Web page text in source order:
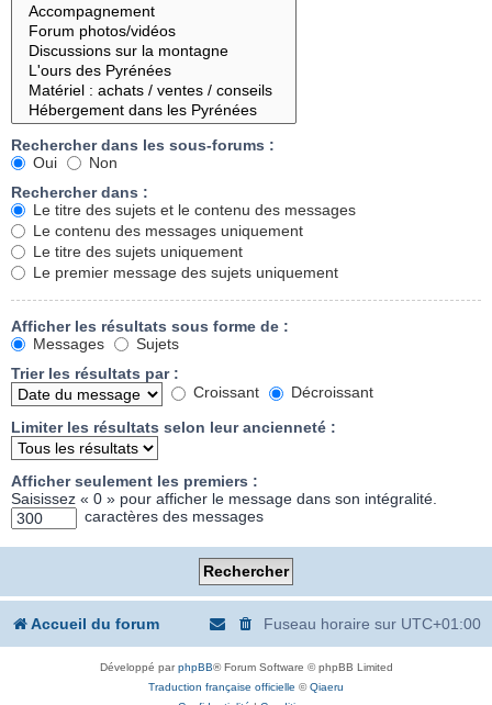
Rechercher dans les sous-forums :
Oui
Non
Rechercher dans :
Le titre des sujets et le contenu des messages
Le contenu des messages uniquement
Le titre des sujets uniquement
Le premier message des sujets uniquement
Afficher les résultats sous forme de :
Messages
Sujets
Trier les résultats par :
Croissant
Décroissant
Limiter les résultats selon leur ancienneté :
Afficher seulement les premiers :
Saisissez « 0 » pour afficher le message dans son intégralité.
caractères des messages
Accueil du forum Fuseau horaire sur UTC+01:00
Développé parphpBB® Forum Software © phpBB Limited
Traduction française officielle ©Qiaeru